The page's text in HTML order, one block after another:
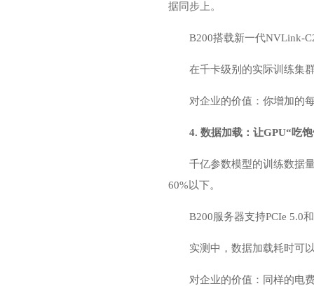
据同步上。
B200搭载新一代NVLink-
在千卡级别的实际训练集
对企业的价值：你增加的
4. 数据加载：让GPU“吃
千亿参数模型的训练数据
60%以下。
B200服务器支持PCIe 5.0
实测中，数据加载耗时可
对企业的价值：同样的电